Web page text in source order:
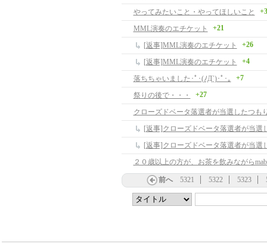
やってみたいこと・やってほしいこと +3
MML演奏のエチケット +21
[返事]MML演奏のエチケット +26
[返事]MML演奏のエチケット +4
落ちちゃいました･ﾟ･(ﾉД`)･ﾟ･｡ +7
祭りの後で・・・ +27
クローズドベータ落選者が当選したつも
前へ 5321 5322 5323